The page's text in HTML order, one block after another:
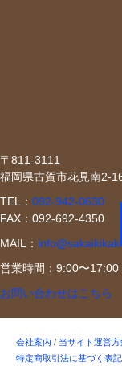
〒811-3111
福岡県古賀市花見南2-
TEL： 092-942-0630
FAX：092-692-4350
MAIL：
営業時間：9:00〜17:00
お問い合わせはこちら
会社案内 / 当サイト運営方
特定商取引法に基づく表記